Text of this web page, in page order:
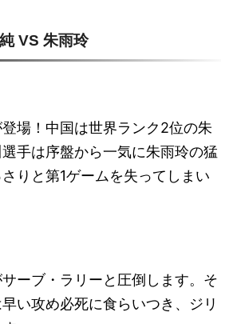
VS 朱雨玲
場！中国は世界ランク2位の朱
手は序盤から一気に朱雨玲の猛
りと第1ゲームを失ってしまい
ーブ・ラリーと圧倒します。そ
い攻め必死に食らいつき、ジリ